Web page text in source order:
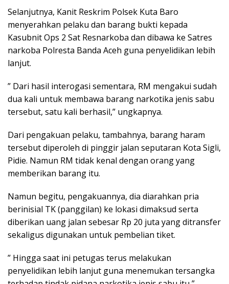
Selanjutnya, Kanit Reskrim Polsek Kuta Baro
menyerahkan pelaku dan barang bukti kepada
Kasubnit Ops 2 Sat Resnarkoba dan dibawa ke Satres
narkoba Polresta Banda Aceh guna penyelidikan lebih
lanjut.
” Dari hasil interogasi sementara, RM mengakui sudah
dua kali untuk membawa barang narkotika jenis sabu
tersebut, satu kali berhasil,” ungkapnya.
Dari pengakuan pelaku, tambahnya, barang haram
tersebut diperoleh di pinggir jalan seputaran Kota Sigli,
Pidie. Namun RM tidak kenal dengan orang yang
memberikan barang itu.
Namun begitu, pengakuannya, dia diarahkan pria
berinisial TK (panggilan) ke lokasi dimaksud serta
diberikan uang jalan sebesar Rp 20 juta yang ditransfer
sekaligus digunakan untuk pembelian tiket.
” Hingga saat ini petugas terus melakukan
penyelidikan lebih lanjut guna menemukan tersangka